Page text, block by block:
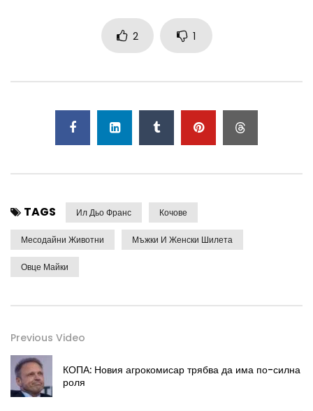
2 1
TAGS Ил Дьо Франс Кочове
Месодайни Животни Мъжки И Женски Шилета
Овце Майки
Previous Video
КОПА: Новия агрокомисар трябва да има по-силна
роля